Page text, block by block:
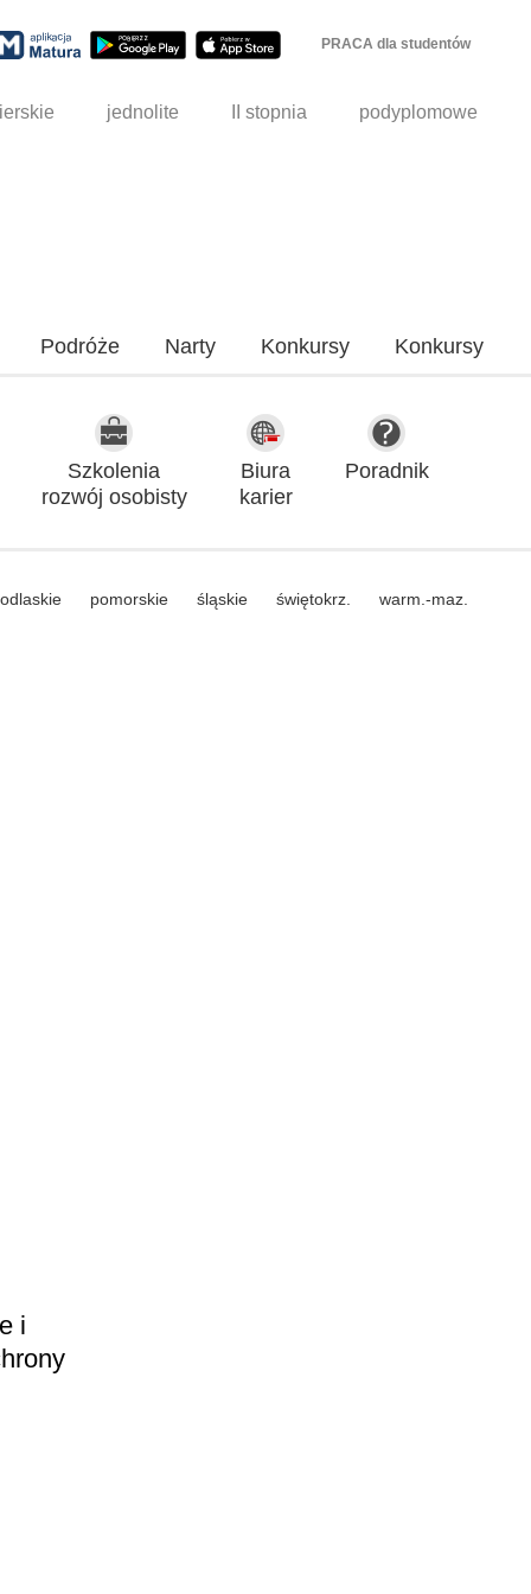
PRACA dla studentów
jednolite II stopnia podyplomowe
Podróże Narty Konkursy Konkursy
Szkolenia
rozwój osobisty
Biura
karier
Poradnik
pomorskie śląskie świętokrz. warm.-maz.
i